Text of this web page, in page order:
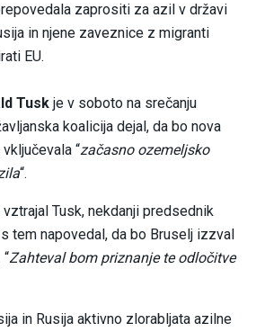
zaprositi za azil v državi
in njene zaveznice z migranti
EU.
Tusk je v soboto na srečanju
koalicija dejal, da bo nova
“začasno ozemeljsko
“.
vztrajal Tusk, nekdanji predsednik
tem napovedal, da bo Bruselj izzval
Zahteval bom priznanje te odločitve
in Rusija aktivno zlorabljata azilne